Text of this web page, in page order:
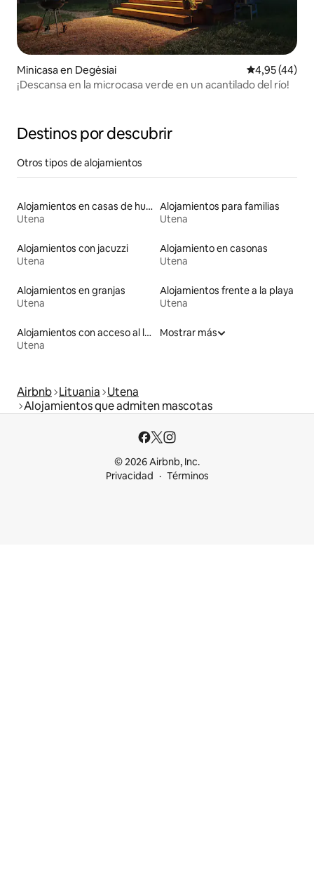
Minicasa en Degėsiai Calificación
4,95 (44)
¡Descansa en la microcasa verde en un acantilado del río!
Destinos por descubrir
Otros tipos de alojamientos
Alojamientos en casas de huéspedes
Utena
Alojamientos para familias
Utena
Alojamientos con jacuzzi
Utena
Alojamiento en casonas
Utena
Alojamientos en granjas
Utena
Alojamientos frente a la playa
Utena
Alojamientos con acceso al lago
Utena
Mostrar más
Airbnb Lituania Utena
Alojamientos que admiten mascotas
© 2026 Airbnb, Inc.
Privacidad
Términos